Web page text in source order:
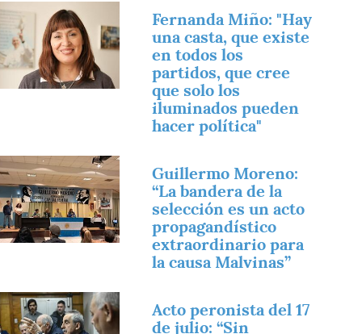
Fernanda Miño: "Hay
una casta, que existe
en todos los
partidos, que cree
que solo los
iluminados pueden
hacer política"
Guillermo Moreno:
“La bandera de la
selección es un acto
propagandístico
extraordinario para
la causa Malvinas”
Acto peronista del 17
de julio: “Sin